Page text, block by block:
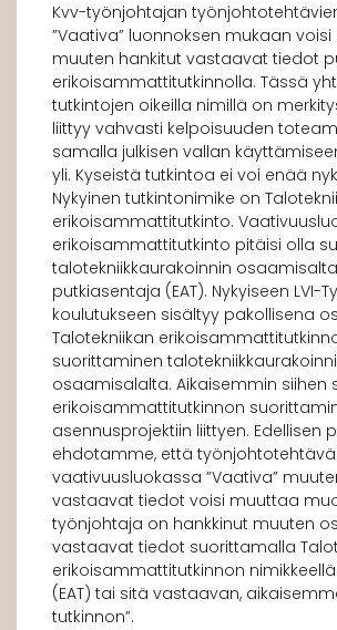
Kvv-työnjohtajan
”Vaativa” luonnoksen mukaan
muuten hankitut vastaavat tiedot
erikoisammattitutkinnolla. Tässä
tutkintojen oikeilla nimillä on
liittyy vahvasti kelpoisuuden
samalla julkisen vallan
yli. Kyseistä tutkintoa ei voi enää
Nykyinen tutkintonimike on
erikoisammattitutkinto.
erikoisammattitutkinto pitäisi olla
talotekniikkaurakoinnin
putkiasentaja (EAT). Nykyiseen LVI-
koulutukseen sisältyy pakollisena
Talotekniikan
suorittaminen
osaamisalalta. Aikaisemmin siihen
erikoisammattitutkinnon
asennusprojektiin liittyen. Edellisen
ehdotamme, että
vaativuusluokassa ”Vaativa”
vastaavat tiedot voisi muuttaa
työnjohtaja on hankkinut muuten
vastaavat tiedot suorittamalla
erikoisammattitutkinnon
(EAT) tai sitä vastaavan,
tutkinnon”.